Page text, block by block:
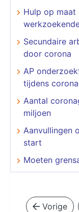
Hulp op
Secundaire
door corona
AP
tijdens corona
Aantal
miljoen
Aanvullingen
start
Moeten
Vorige